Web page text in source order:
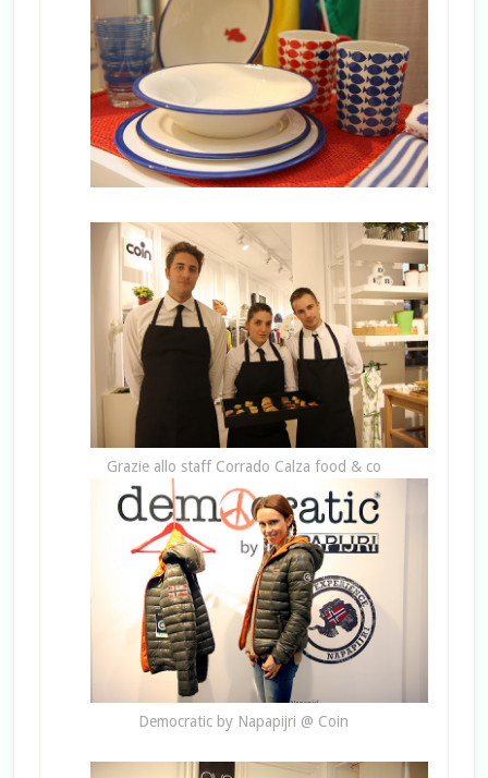
Grazie allo staff Corrado Calza food & co
Democratic by Napapijri @ Coin